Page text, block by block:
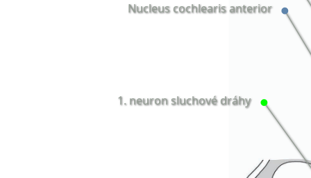
1. neuron sluchové dráhy
Nucleus cochlearis anterior